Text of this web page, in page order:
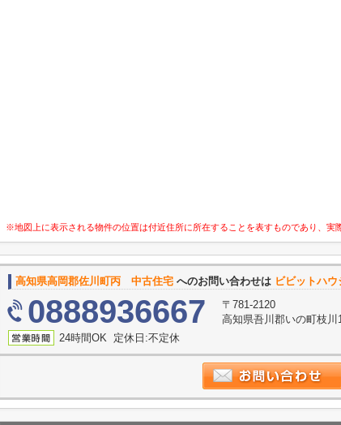
※地図上に表示される物件の位置は付近住所に所在することを表すものであり、実
高知県高岡郡佐川町丙 中古住宅 へのお問い合わせは ビビットハ
0888936667
〒781-2120
高知県吾川郡いの町枝
24時間OK 定休日:不定休